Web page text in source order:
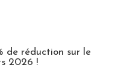
de réduction sur le
2026 !